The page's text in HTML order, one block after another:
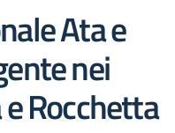
Ata e
nei
Rocchetta